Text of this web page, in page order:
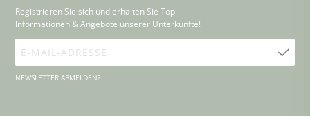
Registrieren Sie sich und erhalten Sie Top
Informationen & Angebote unserer Unterkünfte!
E-
Mail-
NEWSLETTER ABMELDEN?